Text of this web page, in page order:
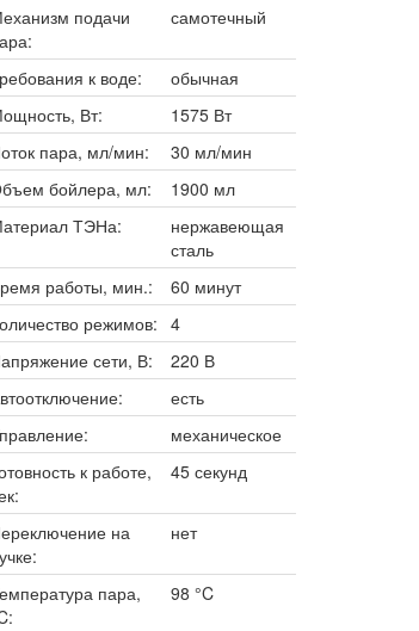
подачи
самотечный
к воде:
обычная
Вт:
1575 Вт
пара, мл/мин:
30 мл/мин
бойлера, мл:
1900 мл
ТЭНа:
нержавеющая
сталь
работы, мин.:
60 минут
режимов:
4
сети, В:
220 В
есть
механическое
к работе,
45 секунд
на
нет
пара,
98 °C